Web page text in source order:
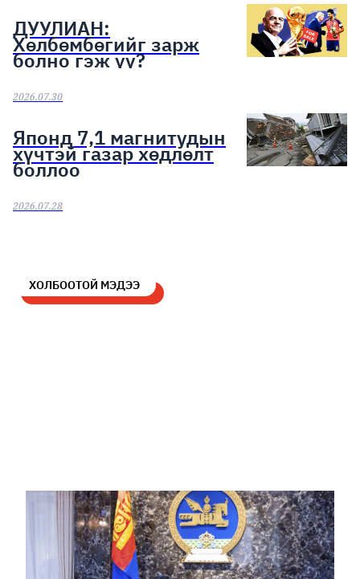
ДУУЛИАН:
Хөлбөмбөгийг зарж
болно гэж үү?
2026.07.30
Японд 7,1 магнитудын
хүчтэй газар хөдлөлт
боллоо
2026.07.28
ХОЛБООТОЙ МЭДЭЭ